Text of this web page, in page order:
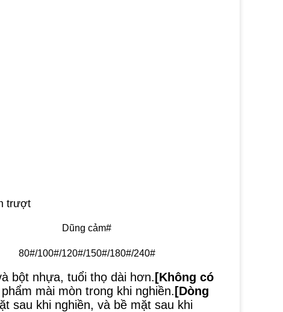
trượt
Dũng cảm#
80#/100#/120#/150#/180#/240#
bột nhựa, tuổi thọ dài hơn. [Không có
mài mòn trong khi nghiền. [Dòng
sau khi nghiền, và bề mặt sau khi